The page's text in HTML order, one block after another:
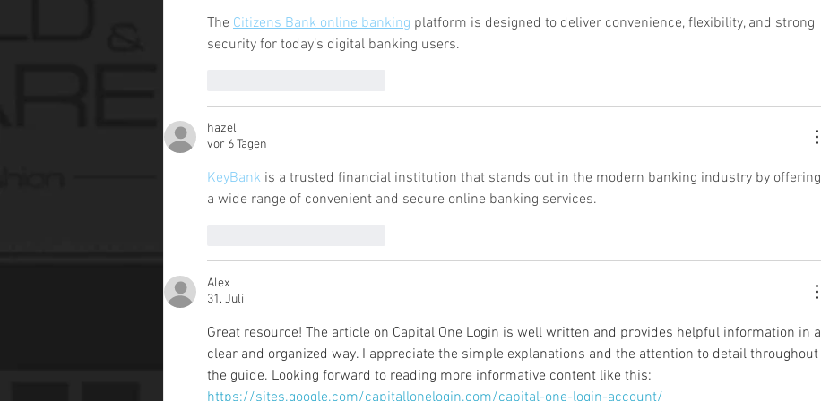
The Citizens Bank online banking platform is designed to deliver convenience, flexibility, and strong
security for today’s digital banking users.
hazel
vor 6 Tagen
KeyBank is a trusted financial institution that stands out in the modern banking industry by offering
a wide range of convenient and secure online banking services.
Alex
31. Juli
Great resource! The article on Capital One Login is well written and provides helpful information in a
clear and organized way. I appreciate the simple explanations and the attention to detail throughout
the guide. Looking forward to reading more informative content like this:
https://sites.google.com/capitallonelogin.com/capital-one-login-account/